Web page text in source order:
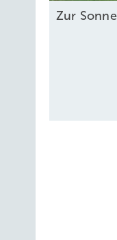
Diskussion
Zur Sonne